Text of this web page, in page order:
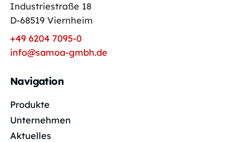
Industriestraße 18
D-68519 Viernheim
+49 6204 7095-0
info@samoa-gmbh.de
Navigation
Produkte
Unternehmen
Aktuelles